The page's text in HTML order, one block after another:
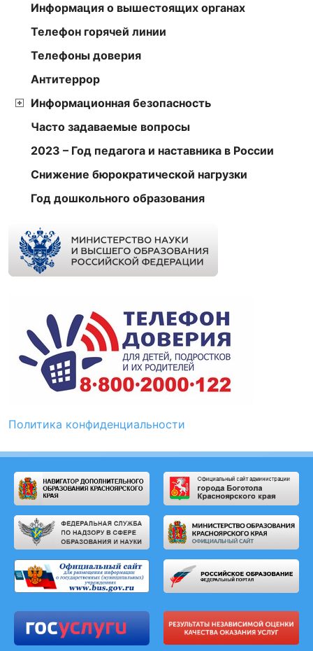
Информация о вышестоящих органах
Телефон горячей линии
Телефоны доверия
Антитеррор
Информационная безопасность
Часто задаваемые вопросы
2023 – Год педагога и наставника в России
Снижение бюрократической нагрузки
Год дошкольного образования
Политика конфиденциальности